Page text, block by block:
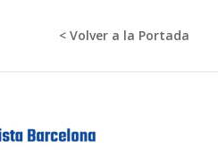
< Volver a la Portada